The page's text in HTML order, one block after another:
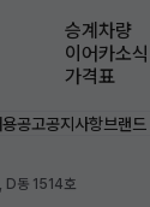
승계차량
이어카소식
가격표
공고공지사항브랜드
D동 1514호